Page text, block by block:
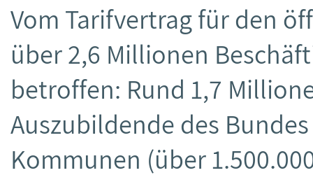
Vom Tarifvertrag für den
über 2,6 Millionen
betroffen: Rund 1,7
Auszubildende des
Kommunen (über